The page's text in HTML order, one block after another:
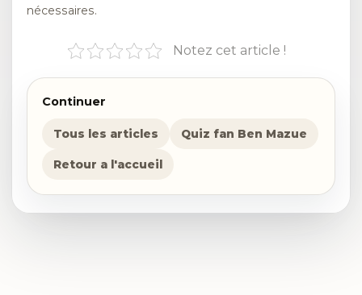
nécessaires.
Notez cet article !
Continuer
Tous les articles Quiz fan Ben Mazue
Retour a l'accueil